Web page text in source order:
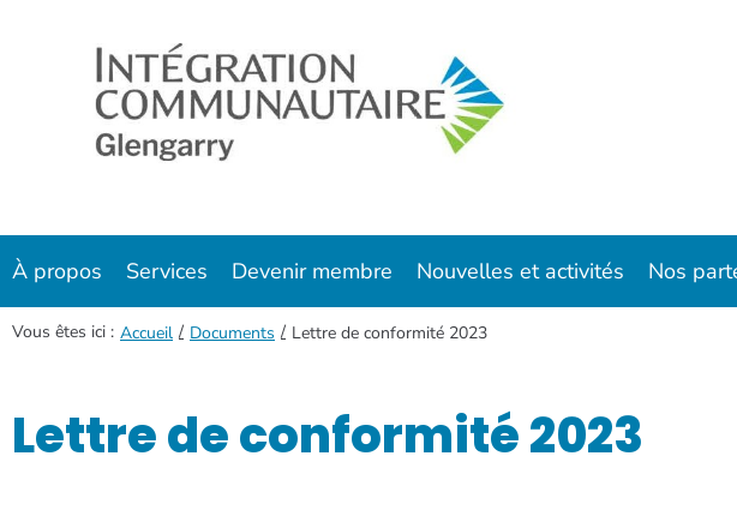
À propos Services Devenir membre Nouvelles et activités Nos
Vous êtes ici : Accueil / Documents / Lettre de conformité 2023
Lettre de conformité 2023